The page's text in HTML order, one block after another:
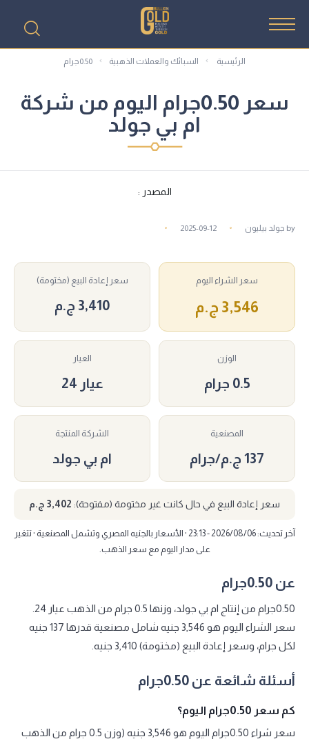
الرئيسية السبائك والعملات الذهبية 0.50جرام
سعر 0.50جرام اليوم من شركة
ام بي جولد
المصدر :
by جولد بيليون 2025-09-12
سعر الشراء اليوم
3,546 ج.م
سعر إعادة البيع (مختومة)
3,410 ج.م
الوزن
0.5 جرام
العيار
عيار 24
المصنعية
137 ج.م/جرام
الشركة المنتجة
ام بي جولد
سعر إعادة البيع في حال كانت غير مختومة (مفتوحة): 3,402 ج.م
آخر تحديث: 2026/08/06 - 23:13 · الأسعار بالجنيه المصري وتشمل المصنعية · تتغير
على مدار اليوم مع سعر الذهب.
عن 0.50جرام
سعر الشراء اليوم هو 3,546 جنيه شامل مصنعية قدرها 137 جنيه
لكل جرام، وسعر إعادة البيع (مختومة) 3,410 جنيه.
أسئلة شائعة عن 0.50جرام
كم سعر 0.50جرام اليوم؟
سعر شراء 0.50جرام اليوم هو 3,546 جنيه (وزن 0.5 جرام من الذهب